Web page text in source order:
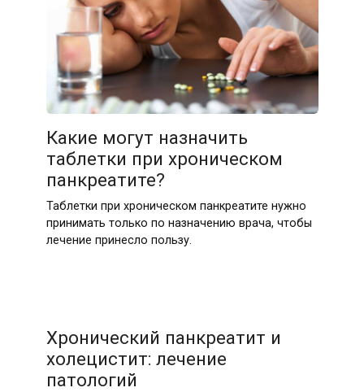
Какие могут назначить
таблетки при хроническом
панкреатите?
Таблетки при хроническом панкреатите нужно
принимать только по назначению врача, чтобы
лечение принесло пользу.
Хронический панкреатит и
холецистит: лечение
патологий